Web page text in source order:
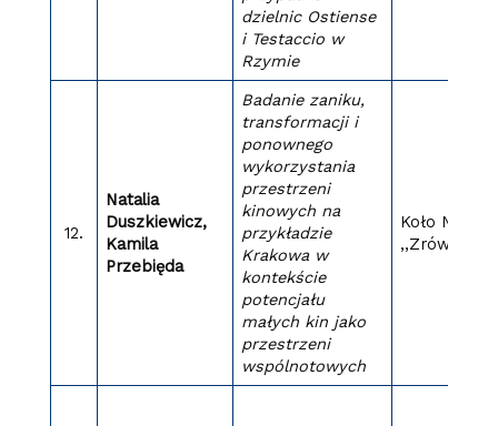
dzielnic Ostiense
i Testaccio w
Rzymie
12.
Natalia
Duszkiewicz,
Kamila
Przebięda
Badanie zaniku,
transformacji i
ponownego
wykorzystania
przestrzeni
kinowych na
przykładzie
Krakowa w
kontekście
potencjału
małych kin jako
przestrzeni
wspólnotowych
Koło